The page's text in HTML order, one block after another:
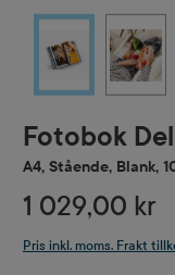
Fotobok
A4, Stående, Blank,
1 029,00 kr
Pris inkl. moms. Frakt